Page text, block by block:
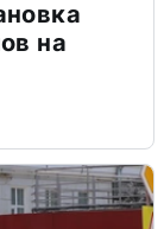
на